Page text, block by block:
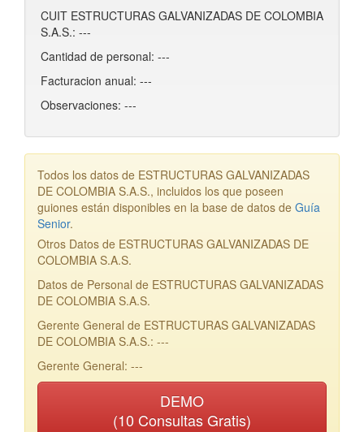
CUIT ESTRUCTURAS GALVANIZADAS DE COLOMBIA
S.A.S.: ---
Cantidad de personal: ---
Facturacion anual: ---
Observaciones: ---
Todos los datos de ESTRUCTURAS GALVANIZADAS
DE COLOMBIA S.A.S., incluidos los que poseen
guiones están disponibles en la base de datos de Guía
Senior.
Otros Datos de ESTRUCTURAS GALVANIZADAS DE
COLOMBIA S.A.S.
Datos de Personal de ESTRUCTURAS GALVANIZADAS
DE COLOMBIA S.A.S.
Gerente General de ESTRUCTURAS GALVANIZADAS
DE COLOMBIA S.A.S.: ---
Gerente General: ---
DEMO
(10 Consultas Gratis)